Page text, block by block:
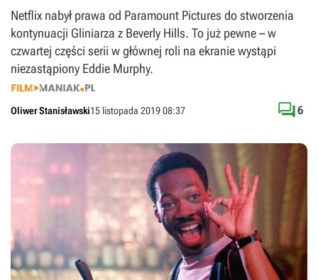
Netflix nabył prawa od Paramount Pictures do stworzenia
kontynuacji Gliniarza z Beverly Hills. To już pewne – w
czwartej części serii w głównej roli na ekranie wystąpi
niezastąpiony Eddie Murphy.
Oliwer Stanisławski15 listopada 2019 08:37 6